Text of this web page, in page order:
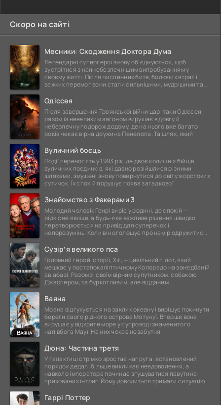
Скоро на сайті
Месники: Сходження Доктора Дума
Легендарні супергерої знову об'єднуються, щоб
зустрітися з найнебезпечнішим випробуванням у
своєму житті. Після численних битв, болючих втрат і
важких перемог вони стали сильнішими, мудрішими та
Одіссея
Після завершення Троянської війни цар Ітаки Одіссей
разом із невеликим загоном вирушає в довгу й
небезпечну подорож додому, де на нього вже багато
років чекає вірна дружина Пенелопа. Та шлях, який
Вуличний боєць
Події переносять у 1993 рік, де двоє колишніх бійців
вуличних поєдинків, які давно розійшлися різними
шляхами, змушені знову повернутися до світу жорстоких
сутичок. Їх спокій порушує поява загадкової
Знайомство з Факерами 3
Молодий чоловік Генрі виріс у родині, де спокій —
рідкісне явище, а будь-яке важливе рішення швидко
перетворюється на привід для суперечок і
непорозумінь. Коли він оголошує про намір одружитися,
Сузір’я великого пса
Головний герой історії, Хіг, — цивільний пілот, який
мешкає у постапокаліптичному Колорадо на занедбаній
авіабазі. Разом зі своїм вірним супутником, собакою
Джаспером, та буркотливим, але відданим
Ваяна
Моана відгукується на заклик океану і вирішує покинути
береги свого рідного острова Мотунуї. Вперше вона
вирушає у відкрите море у супроводі знаменитого
напівбога Мауї. На них чекає незабутня
Дюна: Частина третя
У галактиці стрімко зростає напруга: встановлений
порядок дедалі більше викликає невдоволення, а
навколо імператора починає згущуватися павутина
прихованих інтриг. Йому доводиться тримати ситуацію
Гаррі Поттер